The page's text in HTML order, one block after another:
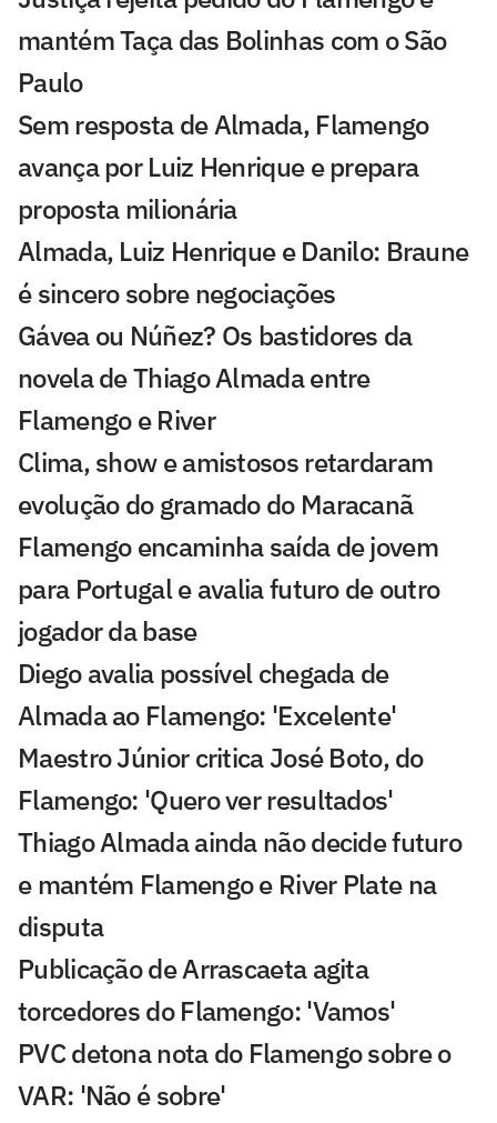
mantém Taça das Bolinhas com o São
Paulo
Sem resposta de Almada, Flamengo
avança por Luiz Henrique e prepara
proposta milionária
Almada, Luiz Henrique e Danilo: Braune
é sincero sobre negociações
Gávea ou Núñez? Os bastidores da
novela de Thiago Almada entre
Flamengo e River
Clima, show e amistosos retardaram
evolução do gramado do Maracanã
Flamengo encaminha saída de jovem
para Portugal e avalia futuro de outro
jogador da base
Diego avalia possível chegada de
Almada ao Flamengo: 'Excelente'
Maestro Júnior critica José Boto, do
Flamengo: 'Quero ver resultados'
Thiago Almada ainda não decide futuro
e mantém Flamengo e River Plate na
disputa
Publicação de Arrascaeta agita
torcedores do Flamengo: 'Vamos'
PVC detona nota do Flamengo sobre o
VAR: 'Não é sobre'